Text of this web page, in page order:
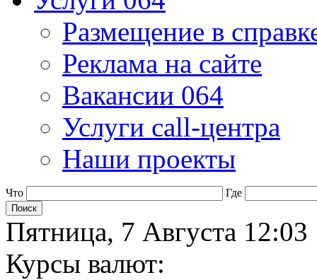
Размещение в
Реклама на сайте
Вакансии 064
Услуги call-центра
Наши проекты
Что Где
Пятница, 7 Августа 12:03
Курсы валют: